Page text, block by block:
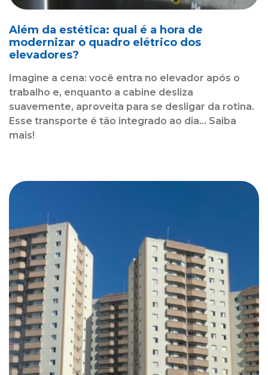
Além da estética: qual é a hora de
modernizar o quadro elétrico dos
elevadores?
Imagine a cena: você entra no elevador após o
trabalho e, enquanto a cabine desliza
suavemente, aproveita para se desligar da rotina.
Esse transporte é tão integrado ao dia... Saiba
mais!